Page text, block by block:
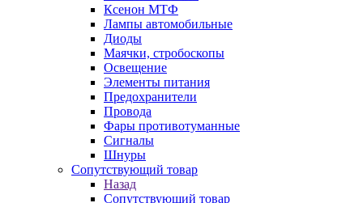
Ксенон МТФ
Лампы автомобильные
Диоды
Маячки, стробоскопы
Освещение
Элементы питания
Предохранители
Провода
Фары противотуманные
Сигналы
Шнуры
Сопутствующий товар
Назад
Сопутствующий товар